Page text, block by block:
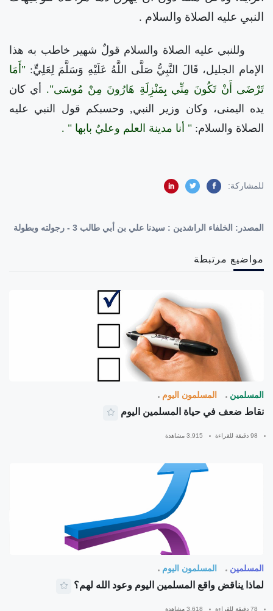
النبي عليه الصلاة والسلام .
وللنبي عليه الصلاة والسلام قولٌ شهير خاطب به هذا
الإمام الجليل، قَالَ النَّبِيُّ صَلَّى اللَّهُ عَلَيْهِ وَسَلَّمَ لِعَلِيٍّ: "أَمَا
تَرْضَى أَنْ تَكُونَ مِنِّي بِمَنْزِلَةِ هَارُونَ مِنْ مُوسَى". أي كان
يده اليمنى، وكان وزير النبي, وحسبكم قول النبي عليه
الصلاة والسلام: " أنا مدينة العلم وعليٌ بابها " .
للمشاركة:
المصدر: الخلفاء الراشدين : سيدنا علي بن أبي طالب 3 - رجولته وبطولة
مواضيع مرتبطة
المسلمين المسلمون اليوم
نقاط ضعف في حياة المسلمين اليوم
98 دقيقة للقراءة 3,915 مشاهدة
المسلمين المسلمون اليوم
لماذا يناقض واقع المسلمين اليوم وعود الله لهم؟
78 دقيقة للقراءة 3,618 مشاهدة